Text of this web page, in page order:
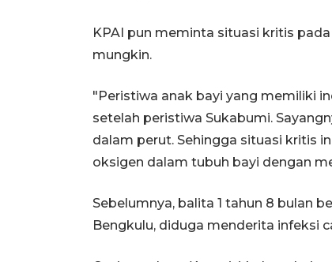
KPAI pun meminta situasi kritis
mungkin.
"Peristiwa anak bayi yang memiliki
setelah peristiwa Sukabumi.
dalam perut. Sehingga situasi kritis
oksigen dalam tubuh bayi dengan
Sebelumnya, balita 1 tahun 8 bulan
Bengkulu, diduga menderita infeksi